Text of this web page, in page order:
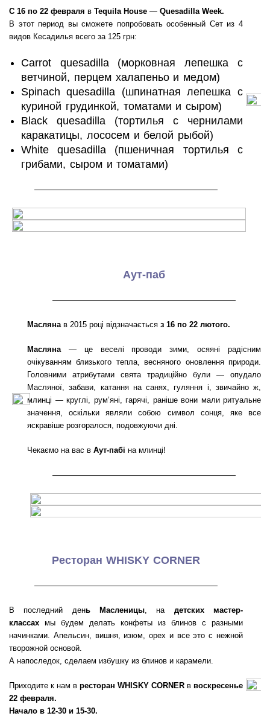
С 16 по 22 февраля в Tequila House — Quesadilla Week.
В этот период вы сможете попробовать особенный Сет из 4
видов Кесадилья всего за 125 грн:
Carrot quesadilla (морковная лепешка с
ветчиной, перцем халапеньо и медом)
Spinach quesadilla (шпинатная лепешка с
куриной грудинкой, томатами и сыром)
Black quesadilla (тортилья с чернилами
каракатицы, лососем и белой рыбой)
White quesadilla (пшеничная тортилья с
грибами, сыром и томатами)
———————————————————
Аут-паб
———————————————————
Маслянав 2015 році відзначається з 16 по 22 лютого.
Масляна— це веселі проводи зими, осяяні радісним
очікуванням близького тепла, весняного оновлення природи.
Головними атрибутами свята традиційно були — опудало
Масляної, забави, катання на санях, гуляння і, звичайно ж,
млинці — круглі, рум’яні, гарячі, раніше вони мали ритуальне
значення, оскільки являли собою символ сонця, яке все
яскравіше розгоралося, подовжуючи дні.
Чекаємо на вас в Аут-пабі на млинці!
———————————————————
Ресторан WHISKY CORNER
———————————————————
В последний день Масленицы, надетских мастер-
классах мы будем делать конфеты из блинов с разными
начинками. Апельсин, вишня, изюм, орех и все это с нежной
творожной основой.
А напоследок, сделаем избушку из блинов и карамели.
Приходите к нам в ресторан WHISKY CORNER в воскресенье
22 февраля.
Начало в 12-30 и 15-30.